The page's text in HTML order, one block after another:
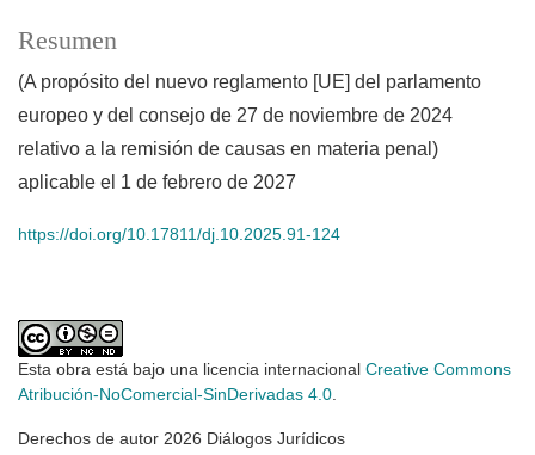
Resumen
(A propósito del nuevo reglamento [UE] del parlamento
europeo y del consejo de 27 de noviembre de 2024
relativo a la remisión de causas en materia penal)
aplicable el 1 de febrero de 2027
https://doi.org/10.17811/dj.10.2025.91-124
Esta obra está bajo una licencia internacional Creative Commons
Atribución-NoComercial-SinDerivadas 4.0.
Derechos de autor 2026 Diálogos Jurídicos